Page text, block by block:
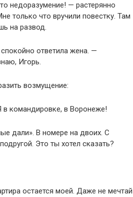
недоразумение! — растерянно
только что вручили повестку. Там
на развод.
ответила жена. —
Игорь.
возмущение:
командировке, в Воронеже!
дали». В номере на двоих. С
Это ты хотел сказать?
остается моей. Даже не мечтай